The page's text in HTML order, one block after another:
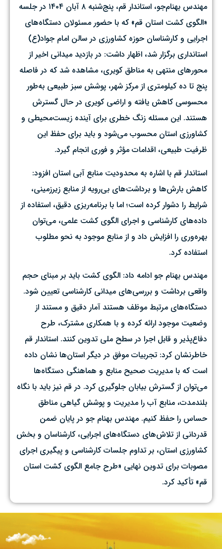
مهندس بهنام‌جو، استاندار قم، پنج‌شنبه ۸ آبان ۱۴۰۴ در جلسه
«الگوی کشت استان قم» که با حضور مسئولان دستگاه‌های
اجرایی و کارشناسان حوزه کشاورزی در سالن امام جواد(ع)
استانداری برگزار شد، اظهار داشت: در بازدید میدانی اخیر از
محورهای منتهی به مناطق کویری، مشاهده شد که در فاصله
پنج تا ده کیلومتری از مرکز شهر، پوشش سبز طبیعی به‌طور
محسوسی کاهش یافته و اراضی کویری در حال گسترش
هستند. این مسئله زنگ خطری برای آینده زیست‌محیطی و
کشاورزی استان محسوب می‌شود و باید برای حفظ این
ظرفیت طبیعی، اقدامات مؤثر و فوری انجام گیرد.
استاندار قم با اشاره به محدودیت منابع آبی استان افزود:
کاهش بارش‌ها و برداشت‌های بی‌رویه از منابع زیرزمینی،
شرایط را دشوار کرده است؛ اما با برنامه‌ریزی دقیق، استفاده از
داده‌های کارشناسی و اجرای الگوی کشت علمی، می‌توان
بهره‌وری را افزایش داد و از منابع موجود به نحو مطلوب
استفاده کرد.
مهندس بهنام جو ادامه داد: الگوی کشت باید بر مبنای حجم
واقعی برداشت و بررسی‌های میدانی کارشناسی تعیین شود.
دستگاه‌های مرتبط موظف هستند آمار دقیق و مستند از
وضعیت موجود ارائه کرده و با همکاری مشترک، طرح
دفاع‌پذیر و قابل اجرا در سطح ملی تدوین کنند. استاندار قم
خاطرنشان کرد: تجربیات موفق در دیگر استان‌ها نشان داده
است که با مدیریت صحیح منابع و هماهنگی دستگاه‌ها
می‌توان از گسترش بیابان جلوگیری کرد. در قم نیز باید با نگاه
بلندمدت، منابع آب را مدیریت و پوشش گیاهی مناطق
حساس را حفظ کنیم. مهندس بهنام جو در پایان ضمن
قدردانی از تلاش‌های دستگاه‌های اجرایی، کارشناسان و بخش
کشاورزی استان، بر تداوم جلسات کارشناسی و پیگیری اجرای
مصوبات برای تدوین نهایی «طرح جامع الگوی کشت استان
قم» تأکید کرد.